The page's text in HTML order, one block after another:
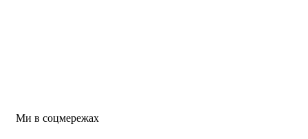
Ми в соцмережах